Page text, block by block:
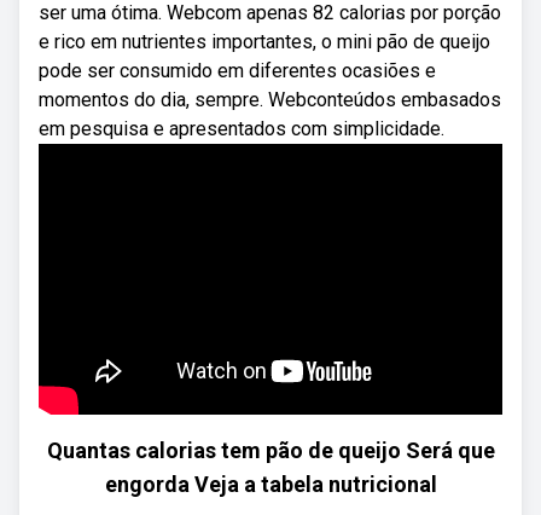
ser uma ótima. Webcom apenas 82 calorias por porção
e rico em nutrientes importantes, o mini pão de queijo
pode ser consumido em diferentes ocasiões e
momentos do dia, sempre. Webconteúdos embasados
em pesquisa e apresentados com simplicidade.
Quantas calorias tem pão de queijo Será que
engorda Veja a tabela nutricional